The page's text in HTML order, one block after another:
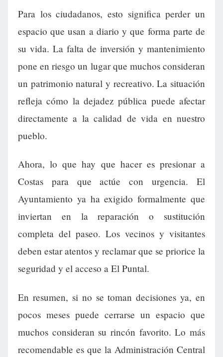
Para los ciudadanos, esto significa perder un
espacio que usan a diario y que forma parte de
su vida. La falta de inversión y mantenimiento
pone en riesgo un lugar que muchos consideran
un patrimonio natural y recreativo. La situación
refleja cómo la dejadez pública puede afectar
directamente a la calidad de vida en nuestro
pueblo.
Ahora, lo que hay que hacer es presionar a
Costas para que actúe con urgencia. El
Ayuntamiento ya ha exigido formalmente que
inviertan en la reparación o sustitución
completa del paseo. Los vecinos y visitantes
deben estar atentos y reclamar que se priorice la
seguridad y el acceso a El Puntal.
En resumen, si no se toman decisiones ya, en
pocos meses puede cerrarse un espacio que
muchos consideran su rincón favorito. Lo más
recomendable es que la Administración Central